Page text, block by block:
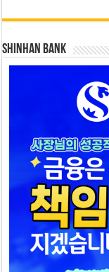
SHINHAN BANK